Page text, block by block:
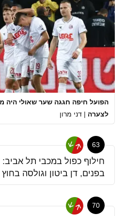
הפועל חיפה חגגה שער שאולי היה
לצערה | דני מרון
63
חילוף כפול במכבי תל אביב:
בפנים, דן ביטון וגולסה בחוץ
70